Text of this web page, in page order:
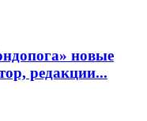
новые
редакции...